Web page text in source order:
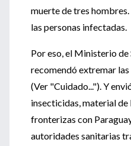
muerte de tres
las personas infectadas.
Por eso, el Ministerio de
recomendó extremar
(Ver "Cuidado..."). Y
insecticidas, material
fronterizas con
autoridades sanitarias